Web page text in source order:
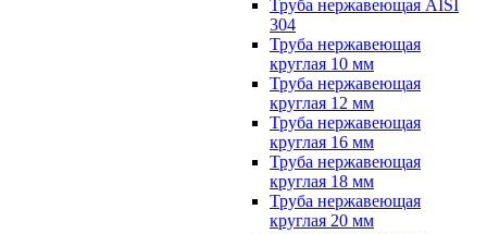
Труба нержавеющая AISI
304
Труба нержавеющая
круглая 10 мм
Труба нержавеющая
круглая 12 мм
Труба нержавеющая
круглая 16 мм
Труба нержавеющая
круглая 18 мм
Труба нержавеющая
круглая 20 мм